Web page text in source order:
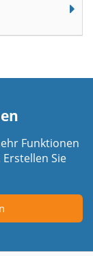
Funktionen
Sie